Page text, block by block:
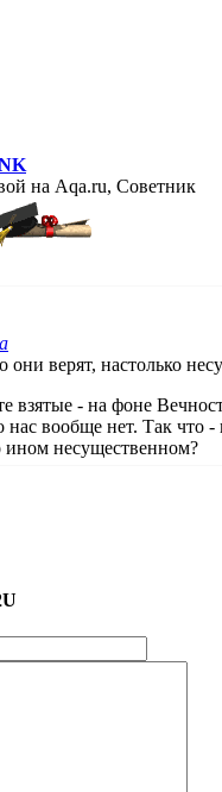
на Aqa.ru, Советник
они верят, настолько
взятые - на фоне
вообще нет. Так что -
ином несущественном?